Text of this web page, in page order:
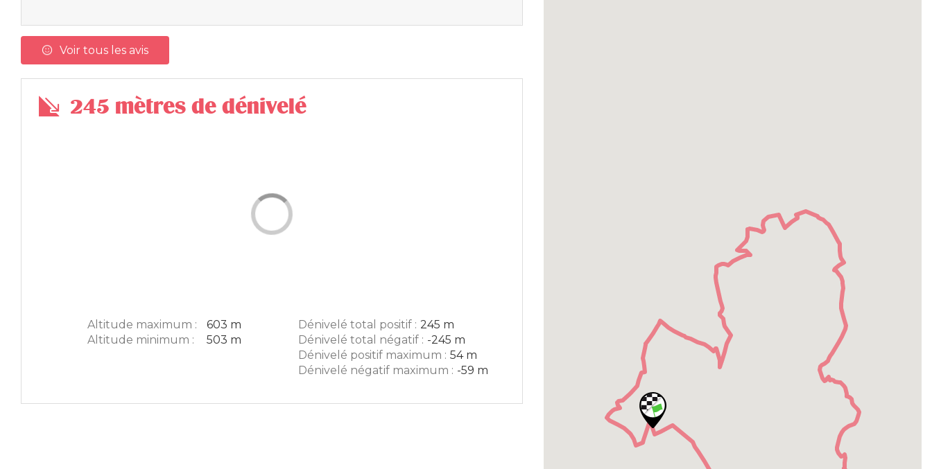
Voir tous les avis
245 mètres de dénivelé
Altitude maximum :
603 m
Altitude minimum :
503 m
Dénivelé total positif : 245 m
Dénivelé total négatif : -245 m
Dénivelé positif maximum : 54 m
Dénivelé négatif maximum : -59 m